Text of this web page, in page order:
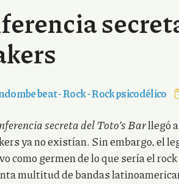
beat-Rock-Rock psicodélico
secreta del Toto’s Barllegó
ya no existían. Sin embargo, el
como germen de lo que sería el
multitud de bandas